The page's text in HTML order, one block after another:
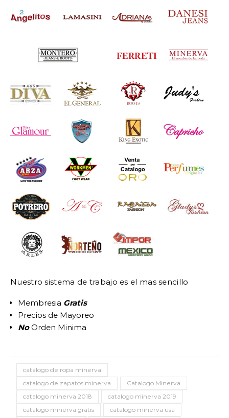
Nuestro sistema de trabajo es el mas sencillo
Membresia Gratis
Precios de Mayoreo
NoOrden Minima
catalogo de ropa minerva
catalogo de zapatos minerva
Catalogo Minerva
catalogo minerva 2018
catalogo minerva 2019
catalogo minerva gratis
catalogo minerva usa